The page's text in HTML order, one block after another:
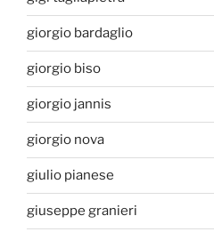
giorgio bardaglio
giorgio biso
giorgio jannis
giorgio nova
giulio pianese
giuseppe granieri